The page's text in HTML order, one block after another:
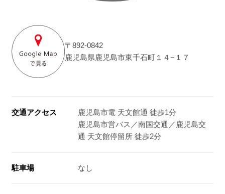
〒892-0842
鹿児島県鹿児島市東千石町１４−１７
交通アクセス
鹿児島市電 天文館通 徒歩1分
鹿児島市営バス／南国交通／鹿児島交
通 天文館停留所 徒歩2分
駐車場 なし